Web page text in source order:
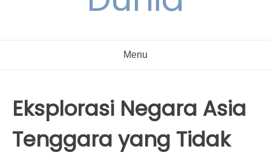
Menu
Eksplorasi Negara Asia
Tenggara yang Tidak